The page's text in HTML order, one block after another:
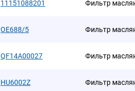
11151088201 Фильтр
OE688/5 Фильтр
QF14A00027 Фильтр
HU6002Z Фильтр